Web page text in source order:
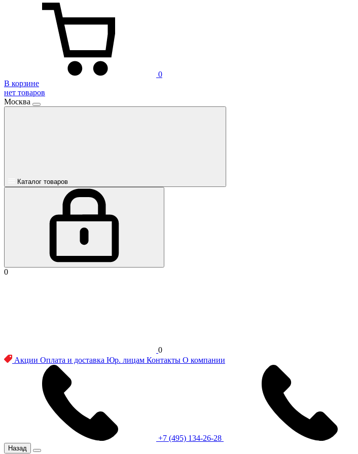
0
В корзине
нет товаров
Москва
Каталог товаров
0
0
Акции Оплата и доставка Юр. лицам Контакты О компании
+7 (495) 134-26-28
Назад